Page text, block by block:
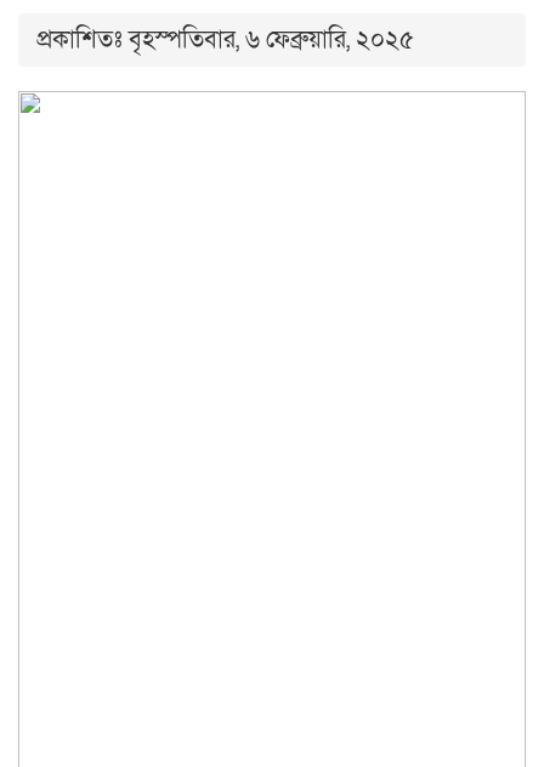
প্রকাশিতঃ বৃহস্পতিবার, ৬ ফেব্রুয়ারি, ২০২৫